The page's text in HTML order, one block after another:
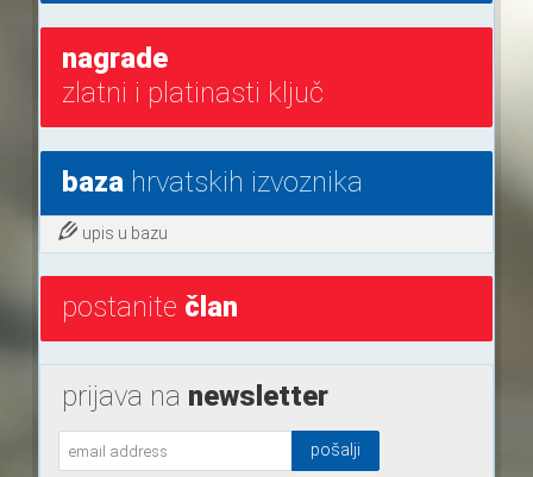
nagrade
zlatni i platinasti ključ
bazahrvatskih izvoznika
upis u bazu
postanite član
prijava na newsletter